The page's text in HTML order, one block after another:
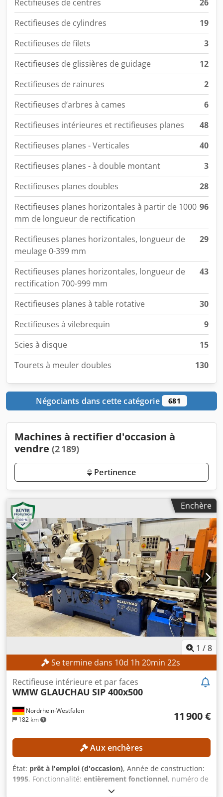
Rectifieuses de centres
26
Rectifieuses de cylindres
19
Rectifieuses de filets
3
Rectifieuses de glissières de guidage
12
Rectifieuses de rainures
2
Rectifieuses d’arbres à cames
6
Rectifieuses intérieures et rectifieuses planes
48
Rectifieuses planes - Verticales
40
Rectifieuses planes - à double montant
3
Rectifieuses planes doubles
28
Rectifieuses planes horizontales à partir de 1000
mm de longueur de rectification
96
Rectifieuses planes horizontales, longueur de
meulage 0-399 mm
29
Rectifieuses planes horizontales, longueur de
rectification 700-999 mm
43
Rectifieuses planes à table rotative
30
Rectifieuses à vilebrequin
9
Scies à disque
15
Tourets à meuler doubles
130
Négociants dans cette catégorie 681
Machines à rectifier d'occasion à
vendre (2 189)
Pertinence
Enchère
1 /8
Se termine dans 10d 1h 20min 20s
Nordrhein-Westfalen
182 km
Rectifieuse intérieure et par faces
WMW GLAUCHAU SIP 400x500
11 900 €
Aux enchères
État: prêt à l'emploi (d'occasion), Année de construction:
1995, Fonctionnalité: entièrement fonctionnel, numéro de
, profondeur de meulage: